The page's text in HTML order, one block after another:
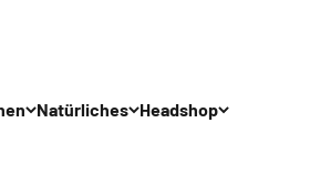
Natürliches Headshop